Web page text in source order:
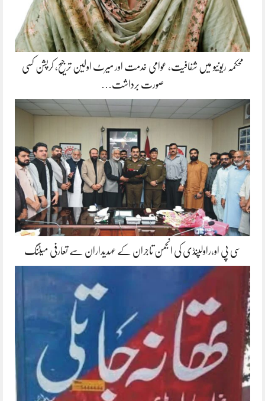
محکمہ ریونیو میں شفافیت، عوامی خدمت اور میرٹ اولین ترجیح، کرپشن کسی
صورت برداشت…
سی پی او،راولپنڈی کی انجمن تاجران کے عہدیداران سے تعارفی میٹنگ